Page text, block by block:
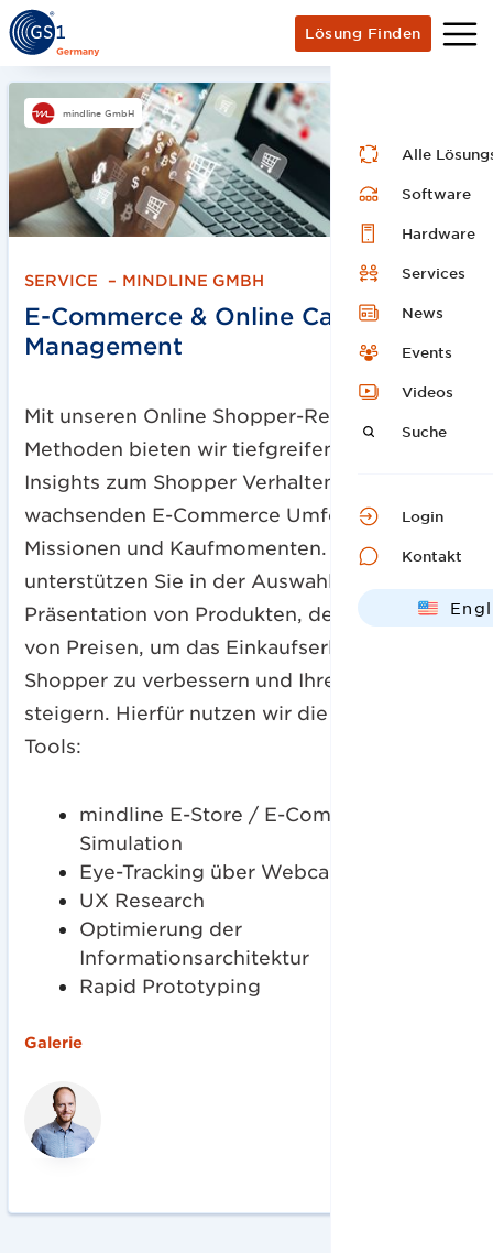
Lösung Finden
Alle
Software
Hardware
Services
News
Events
Videos
Suche
Login
Kontakt
mindline GmbH
SERVICE – MINDLINE GMBH
E-Commerce & Online Category
Management​
Mit unseren Online Shopper-Research
Methoden bieten wir tiefgreifende Key
Insights zum Shopper Verhalten im
wachsenden E-Commerce Umfeld, seinen
Missionen und Kaufmomenten. Wir
unterstützen Sie in der Auswahl und
Präsentation von Produkten, der Festlegung
von Preisen, um das Einkaufserlebnis für den
Shopper zu verbessern und Ihren Umsatz zu
steigern. Hierfür nutzen wir die folgenden
Tools:
mindline E-Store / E-Commerce
Simulation
Eye-Tracking über Webcam
UX Research
Optimierung der
Informationsarchitektur
Rapid Prototyping
Galerie